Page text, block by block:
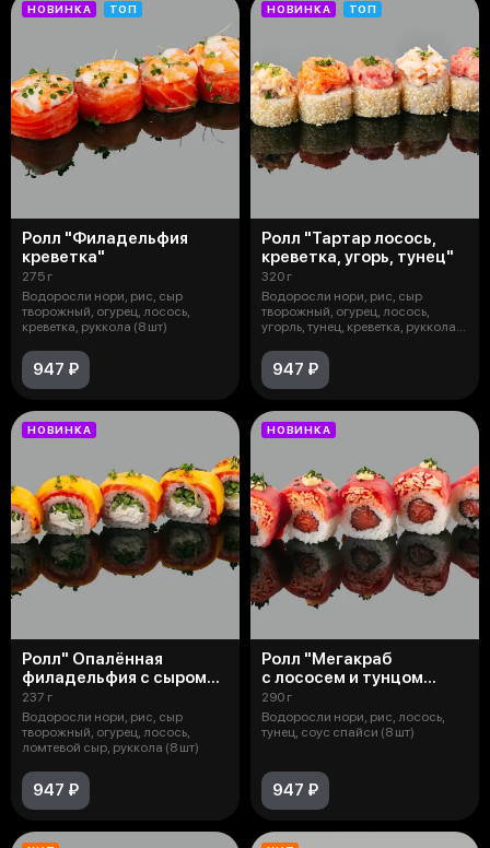
НОВИНКА ТОП
Ролл "Филадельфия
креветка"
275 г
Водоросли нори, рис, сыр
творожный, огурец, лосось,
креветка, руккола (8 шт)
947 ₽
НОВИНКА ТОП
Ролл "Тартар лосось,
креветка, угорь, тунец"
320 г
Водоросли нори, рис, сыр
творожный, огурец, лосось,
угорль, тунец, креветка, руккола,
947 ₽
НОВИНКА
Ролл" Опалённая
филадельфия с сыром
чеддер"
237 г
Водоросли нори, рис, сыр
творожный, огурец, лосось,
ломтевой сыр, руккола (8 шт)
947 ₽
НОВИНКА
Ролл "Мегакраб
с лососем и тунцом
с соусом спайси"
290 г
Водоросли нори, рис, лосось,
тунец, соус спайси (8 шт)
947 ₽